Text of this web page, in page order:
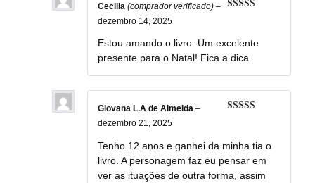
Cecilia (comprador verificado) –
dezembro 14, 2025
Estou amando o livro. Um excelente
presente para o Natal! Fica a dica
Giovana L.A de Almeida –
dezembro 21, 2025
Tenho 12 anos e ganhei da minha tia o
livro. A personagem faz eu pensar em
ver as ituações de outra forma, assim